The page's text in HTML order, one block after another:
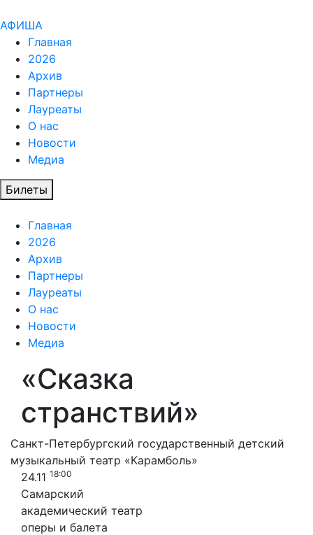
АФИША
Главная
2026
Архив
Партнеры
Лауреаты
О нас
Новости
Медиа
Билеты
Главная
2026
Архив
Партнеры
Лауреаты
О нас
Новости
Медиа
«Сказка
странствий»
Санкт-Петербургский государственный детский
музыкальный театр «Карамболь»
24.11 18:00
Самарский
академический театр
оперы и балета